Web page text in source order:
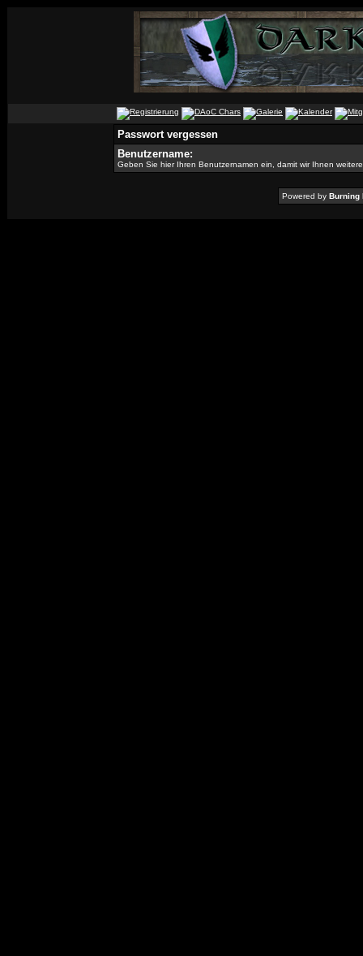
Passwort vergessen
Benutzername:
Geben Sie hier Ihren Benutzernamen ein, damit wir Ihnen
Powered by Burning